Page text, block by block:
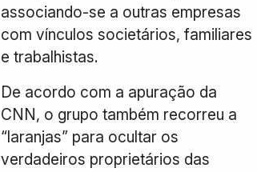
associando-se a outras empresas
com vínculos societários, familiares
e trabalhistas.
De acordo com a apuração da
CNN, o grupo também recorreu a
“laranjas” para ocultar os
verdadeiros proprietários das